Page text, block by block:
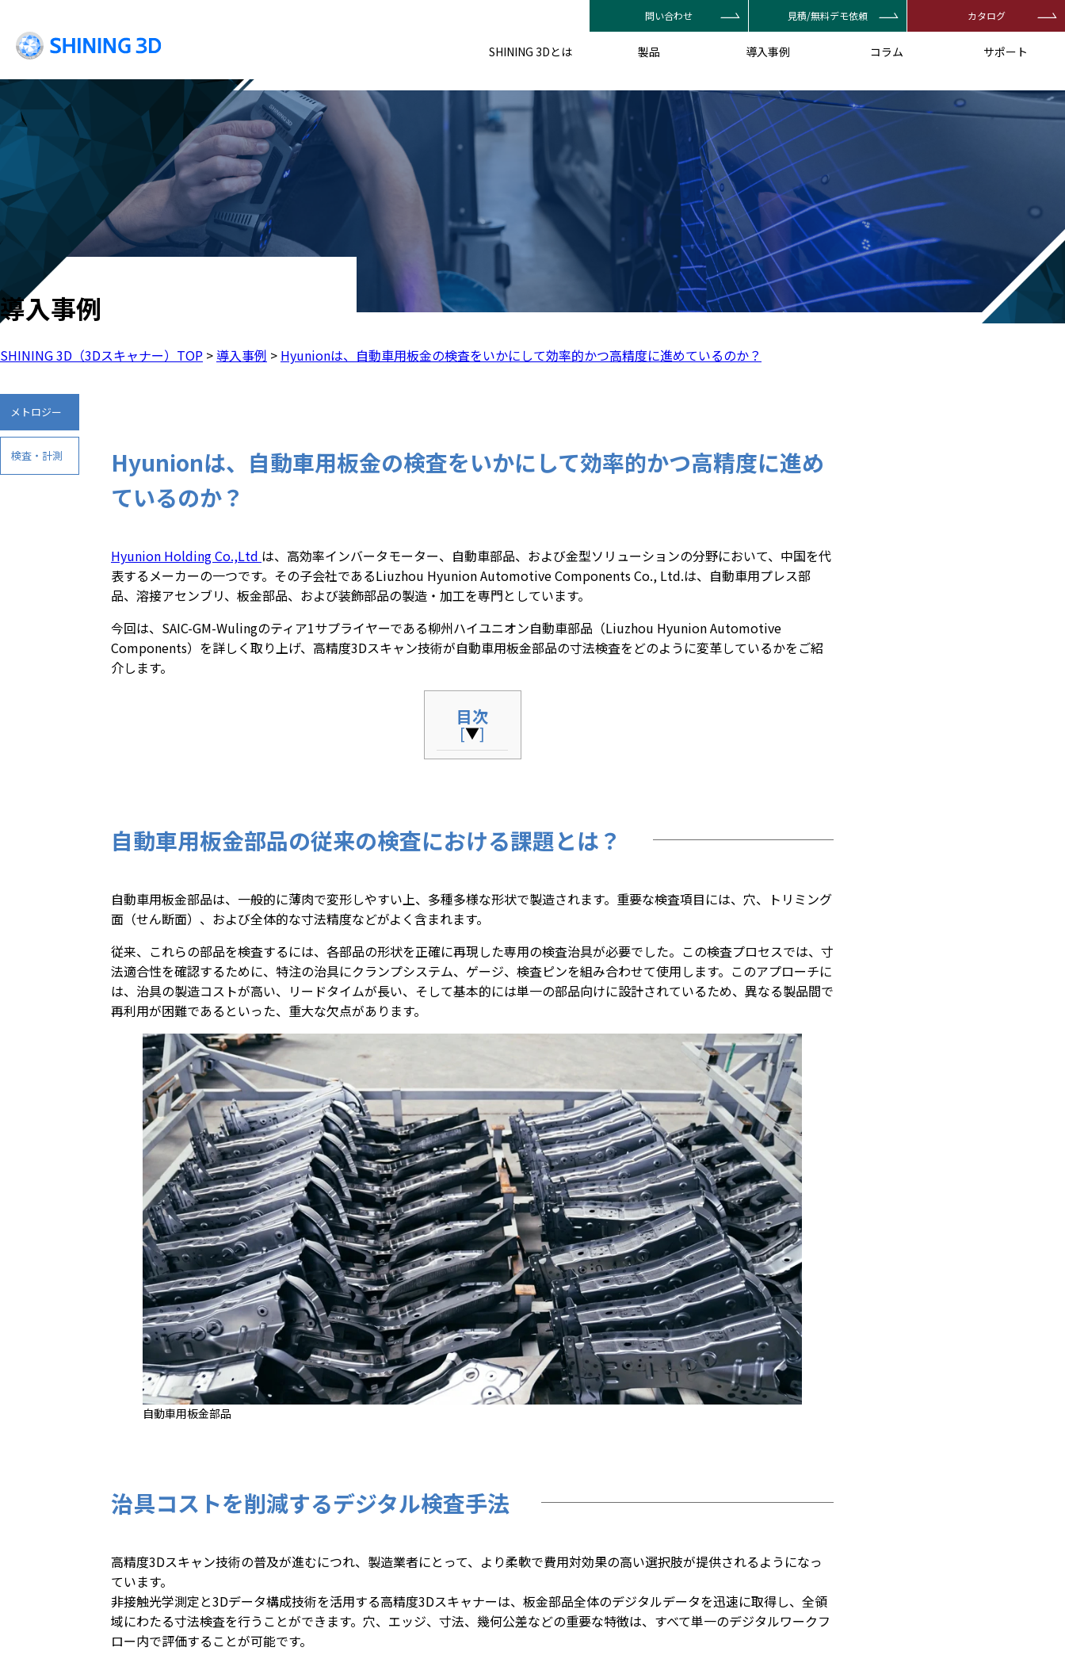
問い合わせ 見積/無料デモ依頼 カタログ
SHINING 3Dとは 製品 導入事例 コラム サポート
導入事例
SHINING 3D（3Dスキャナー）TOP >導入事例 > Hyunionは、自動車用板金の検査をいかにして効率的かつ高精度に進めているのか？
Hyunionは、自動車用板金の検査をいかにして効率的かつ高精度に進め
ているのか？
Hyunion Holding Co.,Ltd は、高効率インバータモーター、自動車部品、および金型ソリューションの分野において、中国を代
表するメーカーの一つです。その子会社であるLiuzhou Hyunion Automotive Components Co., Ltd.は、自動車用プレス部
品、溶接アセンブリ、板金部品、および装飾部品の製造・加工を専門としています。
今回は、SAIC-GM-Wulingのティア1サプライヤーである柳州ハイユニオン自動車部品（Liuzhou Hyunion Automotive
Components）を詳しく取り上げ、高精度3Dスキャン技術が自動車用板金部品の寸法検査をどのように変革しているかをご紹
介します。
目次
[▼]
自動車用板金部品の従来の検査における課題とは？
自動車用板金部品は、一般的に薄肉で変形しやすい上、多種多様な形状で製造されます。重要な検査項目には、穴、トリミング
面（せん断面）、および全体的な寸法精度などがよく含まれます。
従来、これらの部品を検査するには、各部品の形状を正確に再現した専用の検査治具が必要でした。この検査プロセスでは、寸
法適合性を確認するために、特注の治具にクランプシステム、ゲージ、検査ピンを組み合わせて使用します。このアプローチに
は、治具の製造コストが高い、リードタイムが長い、そして基本的には単一の部品向けに設計されているため、異なる製品間で
再利用が困難であるといった、重大な欠点があります。
自動車用板金部品
治具コストを削減するデジタル検査手法
高精度3Dスキャン技術の普及が進むにつれ、製造業者にとって、より柔軟で費用対効果の高い選択肢が提供されるようになっ
ています。
非接触光学測定と3Dデータ構成技術を活用する高精度3Dスキャナーは、板金部品全体のデジタルデータを迅速に取得し、全領
域にわたる寸法検査を行うことができます。穴、エッジ、寸法、幾何公差などの重要な特徴は、すべて単一のデジタルワークフ
ロー内で評価することが可能です。
メトロジー
検査・計測